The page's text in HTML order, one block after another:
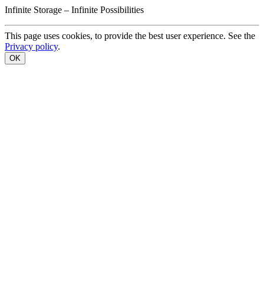
Infinite Storage – Infinite Possibilities
This page uses cookies, to provide the best user experience. See the
Privacy policy.
OK